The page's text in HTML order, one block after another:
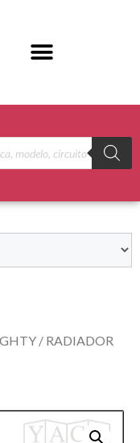
/ RADIADOR